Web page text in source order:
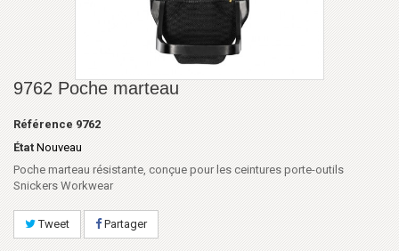
9762 Poche marteau
Référence 9762
État Nouveau
Poche marteau résistante, conçue pour les ceintures porte-outils
Snickers Workwear
Tweet Partager